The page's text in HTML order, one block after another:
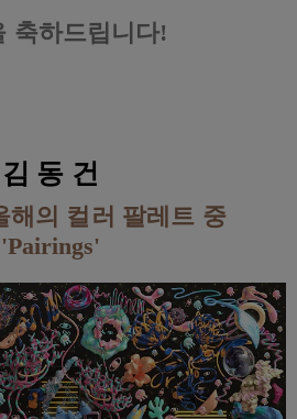
축하드립니다!
김 동 건
해의 컬러 팔레트 중
'Pairings'